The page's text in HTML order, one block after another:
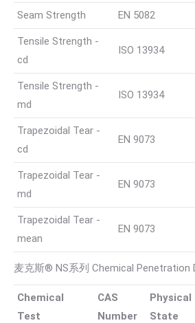
Seam Strength EN 5082
Tensile Strength -
cd
ISO 13934
Tensile Strength -
md
ISO 13934
Trapezoidal Tear -
cd
EN 9073
Trapezoidal Tear -
md
EN 9073
Trapezoidal Tear -
mean
EN 9073
麦克斯® NS系列 Chemical Penetration
Chemical
Test
CAS
Number
Physical
State